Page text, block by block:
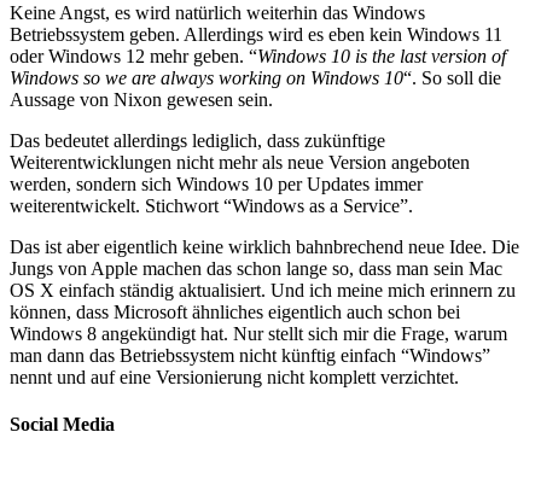
Keine Angst, es wird natürlich weiterhin das Windows
Betriebssystem geben. Allerdings wird es eben kein Windows 11
oder Windows 12 mehr geben. “Windows 10 is the last version of
Windows so we are always working on Windows 10“. So soll die
Aussage von Nixon gewesen sein.
Das bedeutet allerdings lediglich, dass zukünftige
Weiterentwicklungen nicht mehr als neue Version angeboten
werden, sondern sich Windows 10 per Updates immer
weiterentwickelt. Stichwort “Windows as a Service”.
Das ist aber eigentlich keine wirklich bahnbrechend neue Idee. Die
Jungs von Apple machen das schon lange so, dass man sein Mac
OS X einfach ständig aktualisiert. Und ich meine mich erinnern zu
können, dass Microsoft ähnliches eigentlich auch schon bei
Windows 8 angekündigt hat. Nur stellt sich mir die Frage, warum
man dann das Betriebssystem nicht künftig einfach “Windows”
nennt und auf eine Versionierung nicht komplett verzichtet.
Social Media